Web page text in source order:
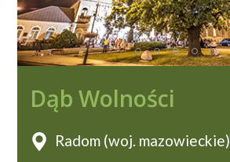
Dąb Wolności
Radom (woj. mazowieckie)